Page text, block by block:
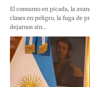
El consumo en picada, la
clases en peligro, la fuga de
dejarnos sin…